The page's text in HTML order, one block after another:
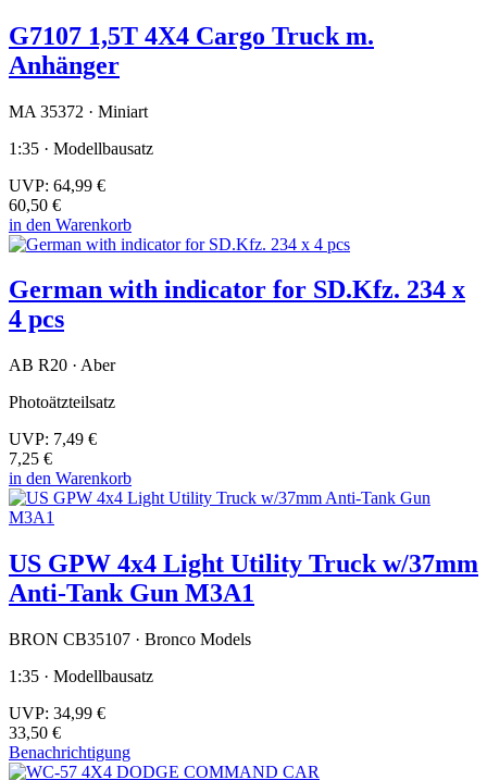
G7107 1,5T 4X4 Cargo Truck m.
Anhänger
MA 35372 · Miniart
1:35 · Modellbausatz
UVP: 64,99 €
60,50 €
in den Warenkorb
German with indicator for SD.Kfz. 234 x
4 pcs
AB R20 · Aber
Photoätzteilsatz
UVP: 7,49 €
7,25 €
in den Warenkorb
US GPW 4x4 Light Utility Truck w/37mm
Anti-Tank Gun M3A1
BRON CB35107 · Bronco Models
1:35 · Modellbausatz
UVP: 34,99 €
33,50 €
Benachrichtigung